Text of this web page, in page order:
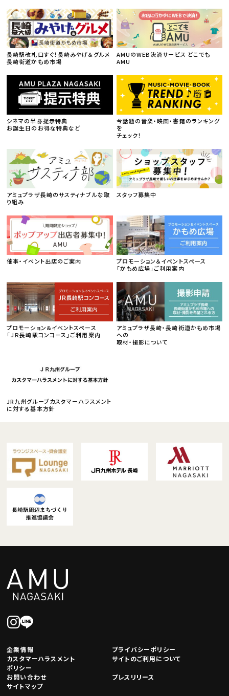
長崎駅改札口すぐ！長崎みやげ＆グルメ
長崎街道かもめ市場
AMUのWEB決済サービス どこでも
AMU
シネマの半券提示特典
お誕生日のお得な特典など
今話題の音楽・映画・書籍のランキング
を
チェック！
アミュプラザ長崎のサスティナブルな取
り組み
スタッフ募集中
催事・イベント出店のご案内
プロモーション＆イベントスペース
「かもめ広場」ご利用案内
プロモーション＆イベントスペース
「ＪＲ長崎駅コンコース」ご利用案内
アミュプラザ長崎・長崎街道かもめ市場
への
取材・撮影について
JR九州グループカスタマーハラスメント
に対する基本方針
企業情報
プライバシーポリシー
カスタマーハラスメント
ポリシー
サイトのご利用について
お問い合わせ
プレスリリース
サイトマップ